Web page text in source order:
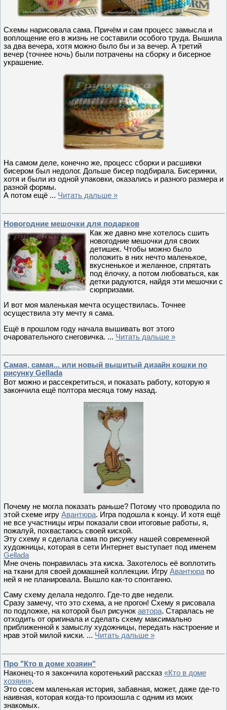
Схемы нарисовала сама. Причём и сам процесс замысла и
воплощение его в жизнь не составили особого труда. Вышила
за два вечера, хотя можно было бы и за вечер. А третий
вечер (точнее ночь) были потрачены на сборку и бисерное
украшение.
На самом деле, конечно же, процесс сборки и расшивки
бисером был недолог. Дольше бисер подбирала. Бисеринки,
хотя и были из одной упаковки, оказались и разного размера и
разной формы.
А потом ещё ... Читать дальше »
Новогодние мешочки для подарков
Как же давно мне хотелось сшить
новогодние мешочки для своих
детишек. Чтобы можно было
положить в них нечто маленькое,
вкусненькое и желанное, спрятать
под ёлочку, а потом любоваться, как
детки радуются, найдя эти мешочки с
сюрпризами.
И вот моя маленькая мечта осуществилась. Точнее
осуществила эту мечту я сама.
Ещё в прошлом году начала вышивать вот этого
очаровательного снеговичка. ... Читать дальше »
Самая, самая... или новый вышитый дизайн кошки по
рисунку Gellada
Вот можно и рассекретиться, и показать работу, которую я
закончила ещё полтора месяца тому назад.
Почему не могла показать раньше? Потому что проводила по
этой схеме игру Авантюра. Игра подошла к концу. И хотя ещё
не все участницы игры показали свои итоговые работы, я,
пожалуй, похвастаюсь своей киской.
Эту схему я сделала сама по рисунку нашей современной
художницы, которая в сети Интернет выступает под именем
Gellada
Мне очень понравилась эта киска. Захотелось её воплотить
на ткани для своей домашней коллекции. Игру Авантюра по
ней я не планировала. Вышло как-то спонтанно.
Саму схему делала недолго. Где-то две недели.
Сразу замечу, что это схема, а не прогон! Схему я рисовала
по подложке, на которой был рисунок автора. Старалась не
отходить от оригинала и сделать схему максимально
приближенной к замыслу художницы, передать настроение и
нрав этой милой киски. ... Читать дальше »
Про "Кто в доме хозяин"
Наконец-то я закончила коротенький рассказ «Кто в доме
хозяин».
Это совсем маленькая история, забавная, может, даже где-то
наивная, которая когда-то произошла с одним из моих
знакомых.